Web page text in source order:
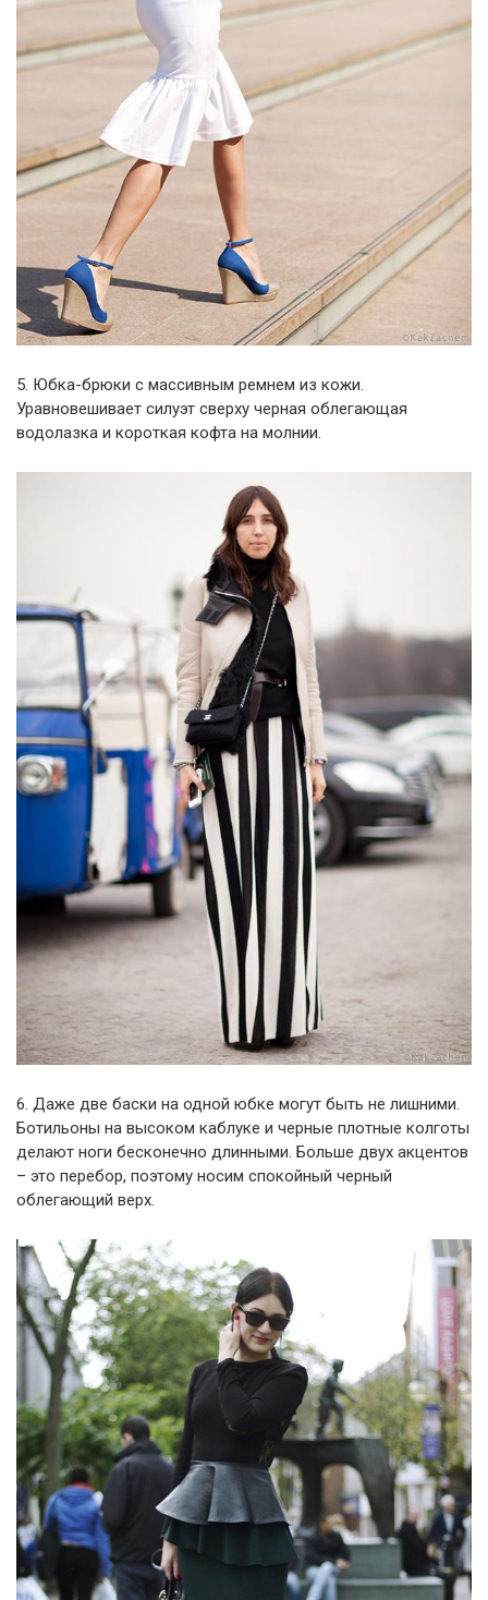
5. Юбка-брюки с массивным ремнем из кожи.
Уравновешивает силуэт сверху черная облегающая
водолазка и короткая кофта на молнии.
6. Даже две баски на одной юбке могут быть не лишними.
Ботильоны на высоком каблуке и черные плотные колготы
делают ноги бесконечно длинными. Больше двух акцентов
– это перебор, поэтому носим спокойный черный
облегающий верх.